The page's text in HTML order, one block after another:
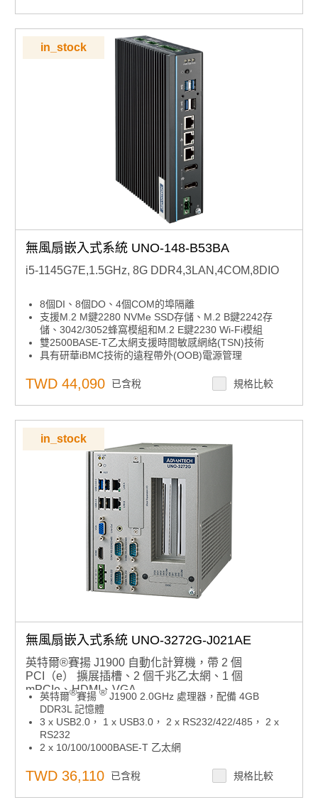
支援各種工業現場總線，IO和週邊iDoor模組
專為硬體安全而設計的專用 TPM2.0 微控制器
in_stock
無風扇嵌入式系統 UNO-148-B53BA
i5-1145G7E,1.5GHz, 8G DDR4,3LAN,4COM,8DIO
8個DI、8個DO、4個COM的埠隔離
支援M.2 M鍵2280 NVMe SSD存儲、M.2 B鍵2242存
儲、3042/3052蜂窩模組和M.2 E鍵2230 Wi-Fi模組
雙2500BASE-T乙太網支援時間敏感網絡(TSN)技術
具有研華iBMC技術的遠程帶外(OOB)電源管理
Greengrass認證
TWD 44,090 已含稅 規格比較
in_stock
無風扇嵌入式系統 UNO-3272G-J021AE
英特爾®賽揚 J1900 自動化計算機，帶 2 個
PCI（e） 擴展插槽、2 個千兆乙太網、1 個
mPCIe、HDMI、VGA
英特爾®賽揚® J1900 2.0GHz 處理器，配備 4GB
DDR3L 記憶體
3 x USB2.0， 1 x USB3.0， 2 x RS232/422/485， 2 x
RS232
2 x 10/100/1000BASE-T 乙太網
可選數位 I/O 支援，用於感感和控制
專為硬體安全而設計的專用 TPM2.0 微控制器
通過 iDOOR 技術實現靈活的系統 I/O 擴展
TWD 36,110 已含稅 規格比較